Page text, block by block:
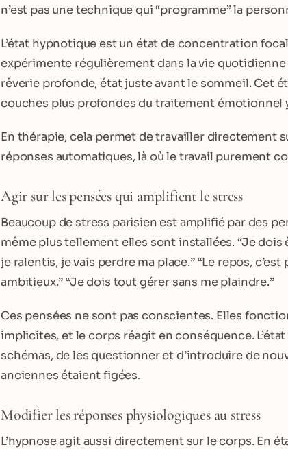
n’est pas une technique qui “programme” la
L’état hypnotique est un état de concentration
expérimente régulièrement dans la vie
rêverie profonde, état juste avant le sommeil. Cet
couches plus profondes du traitement émotionnel
En thérapie, cela permet de travailler directement
réponses automatiques, là où le travail purement
Agir sur les pensées qui amplifient le stress
Beaucoup de stress parisien est amplifié par des
même plus tellement elles sont installées. “Je dois
je ralentis, je vais perdre ma place.” “Le repos,
ambitieux.” “Je dois tout gérer sans me plaindre.”
Ces pensées ne sont pas conscientes. Elles
implicites, et le corps réagit en conséquence.
schémas, de les questionner et d’introduire de
anciennes étaient figées.
Modifier les réponses physiologiques au stress
L’hypnose agit aussi directement sur le corps. En